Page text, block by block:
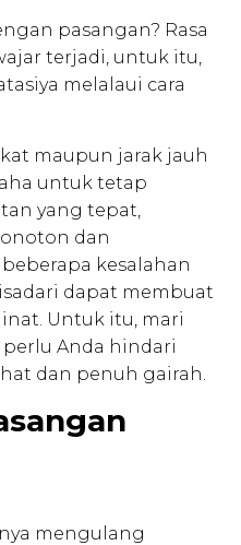
pasangan? Rasa
terjadi, untuk itu,
melalaui cara
maupun jarak jauh
untuk tetap
yang tepat,
dan
kesalahan
dapat membuat
Untuk itu, mari
Anda hindari
dan penuh gairah.
mengulang